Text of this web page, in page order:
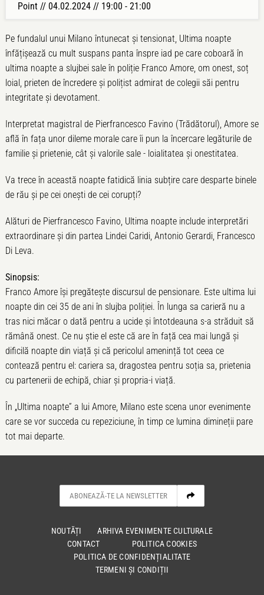
Point // 04.02.2024 // 19:00 - 21:00
Pe fundalul unui Milano întunecat și tensionat, Ultima noapte
înfățișează cu mult suspans panta înspre iad pe care coboară în
ultima noapte a slujbei sale în poliție Franco Amore, om onest, soț
loial, prieten de încredere și polițist admirat de colegii săi pentru
integritate și devotament.
Interpretat magistral de Pierfrancesco Favino (Trădătorul), Amore se
află în fața unor dileme morale care îi pun la încercare legăturile de
familie și prietenie, cât și valorile sale - loialitatea și onestitatea.
Va trece în această noapte fatidică linia subțire care desparte binele
de rău și pe cei onești de cei corupți?
Alături de Pierfrancesco Favino, Ultima noapte include interpretări
extraordinare și din partea Lindei Caridi, Antonio Gerardi, Francesco
Di Leva.
Sinopsis:
Franco Amore își pregătește discursul de pensionare. Este ultima lui
noapte din cei 35 de ani în slujba poliției. În lunga sa carieră nu a
tras nici măcar o dată pentru a ucide și întotdeauna s-a străduit să
rămână onest. Ce nu știe el este că are în față cea mai lungă și
dificilă noapte din viață și că pericolul amenință tot ceea ce
contează pentru el: cariera sa, dragostea pentru soția sa, prietenia
cu partenerii de echipă, chiar și propria-i viață.
În „Ultima noapte” a lui Amore, Milano este scena unor evenimente
care se vor succeda cu repeziciune, în timp ce lumina dimineții pare
tot mai departe.
NOUTĂȚI
ARHIVA EVENIMENTE CULTURALE
CONTACT
POLITICA COOKIES
POLITICA DE CONFIDENȚIALITATE
TERMENI ȘI CONDIȚII